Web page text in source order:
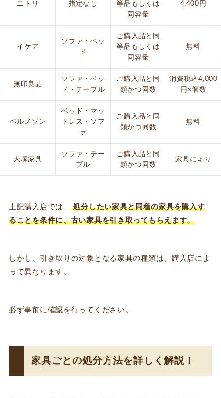
ニトリ 指定なし
等品もしくは
同容量
4,400円
イケア
ソファ・ベッ
ド
ご購入品と同
等品もしくは
同容量
無料
無印良品
ソファ・ベッ
ド・テーブル
ご購入品と同
類かつ同数
消費税込4,000
円×個数
ベルメゾン
ベッド・マッ
トレス・ソフ
ァ
ご購入品と同
類かつ同数
無料
大塚家具
ソファ・テー
ブル
ご購入品と同
類かつ同数
家具により
上記購入店では、 処分したい家具と同種の家具を購入す
ることを条件に、古い家具を引き取ってもらえます。
しかし、引き取りの対象となる家具の種類は、購入店によ
って異なります。
必ず事前に確認を行ってください。
家具ごとの処分方法を詳しく解説！